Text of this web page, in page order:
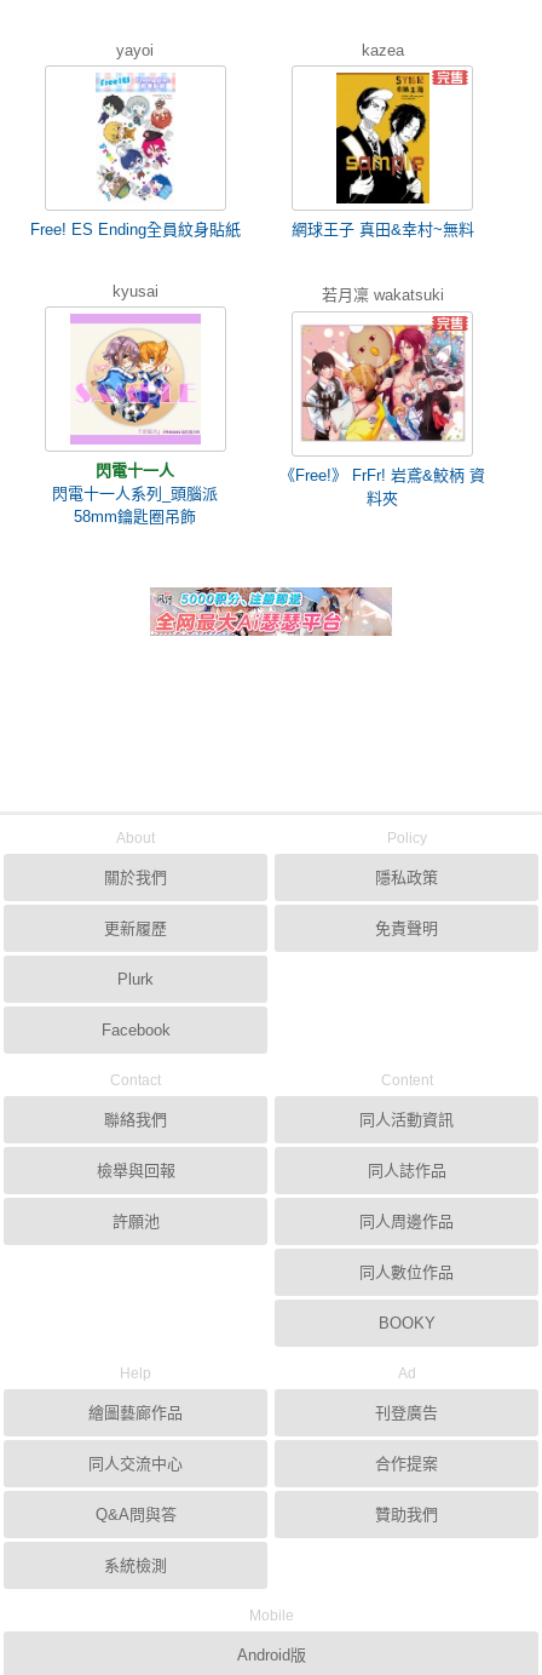
yayoi
Free! ES Ending全員紋身貼紙
kazea
網球王子 真田&幸村~無料
kyusai
閃電十一人
閃電十一人系列_頭腦派
58mm鑰匙圈吊飾
若月凜 wakatsuki
《Free!》 FrFr! 岩鳶&鮫柄 資
料夾
About
關於我們
更新履歷
Plurk
Facebook
Policy
隱私政策
免責聲明
Contact
聯絡我們
檢舉與回報
許願池
Content
同人活動資訊
同人誌作品
同人周邊作品
同人數位作品
BOOKY
Help
繪圖藝廊作品
同人交流中心
Q&A問與答
系統檢測
Ad
刊登廣告
合作提案
贊助我們
Mobile
Android版